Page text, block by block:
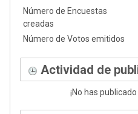
Número de Encuestas
creadas
Número de Votos emitidos
Actividad de
¡No has